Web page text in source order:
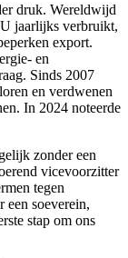
druk. Wereldwijd
jaarlijks verbruikt,
export.
en
Sinds 2007
en verdwenen
In 2024 noteerde
zonder een
vicevoorzitter
tegen
een soeverein,
stap om ons